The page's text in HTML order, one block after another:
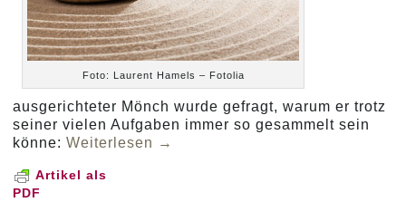
Foto: Laurent Hamels – Fotolia
ausgerichteter Mönch wurde gefragt, warum er trotz
seiner vielen Aufgaben immer so gesammelt sein
könne:Weiterlesen →
Artikel als
PDF